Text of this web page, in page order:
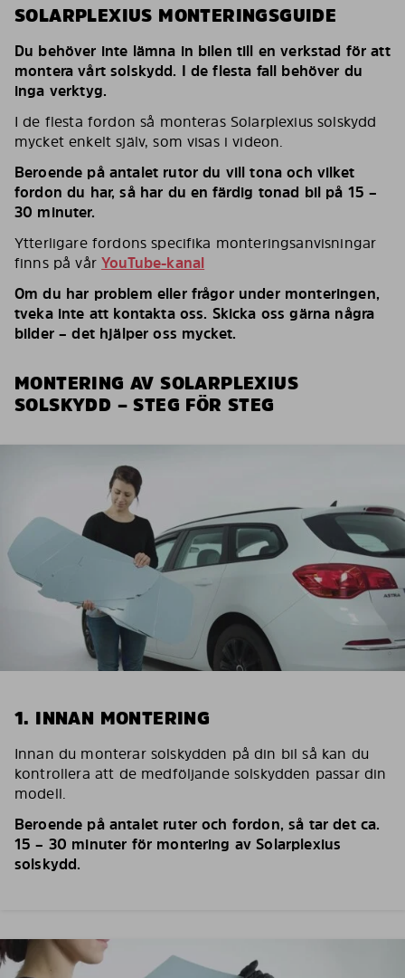
SOLARPLEXIUS MONTERINGSGUIDE
Du behöver inte lämna in bilen till en verkstad för att
montera vårt solskydd. I de flesta fall behöver du
inga verktyg.
I de flesta fordon så monteras Solarplexius solskydd
mycket enkelt själv, som visas i videon.
Beroende på antalet rutor du vill tona och vilket
fordon du har, så har du en färdig tonad bil på 15 –
30 minuter.
Ytterligare fordons specifika monteringsanvisningar
finns på vårYouTube-kanal
Om du har problem eller frågor under monteringen,
tveka inte att kontakta oss. Skicka oss gärna några
bilder – det hjälper oss mycket.
MONTERING AV SOLARPLEXIUS
SOLSKYDD – STEG FÖR STEG
1. INNAN MONTERING
Innan du monterar solskydden på din bil så kan du
kontrollera att de medföljande solskydden passar din
modell.
Beroende på antalet ruter och fordon, så tar det ca.
15 – 30 minuter för montering av Solarplexius
solskydd.